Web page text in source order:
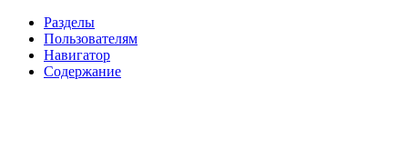
Разделы
Пользователям
Навигатор
Содержание